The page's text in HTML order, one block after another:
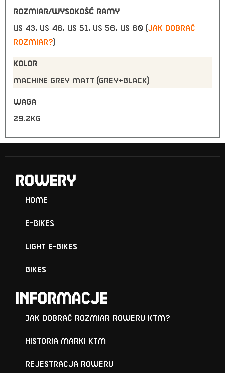
ROZMIAR/WYSOKOŚĆ RAMY
US 43, US 46, US 51, US 56, US 60 ( jak dobrać
rozmiar?
KOLOR
MACHINE GREY MATT (GREY+BLACK)
WAGA
29.2kg
ROWERY
Home
E-Bikes
Light E-Bikes
Bikes
Informacje
Jak dobrać rozmiar roweru KTM?
Historia marki KTM
Rejestracja roweru